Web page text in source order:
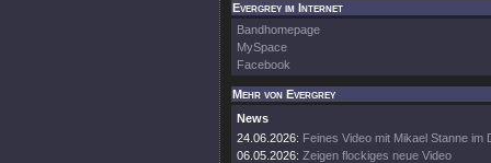
Evergrey im Internet
Bandhomepage
MySpace
Facebook
Mehr von Evergrey
News
24.06.2026: Feines Video mit Mikael Stanne im
06.05.2026: Zeigen flockiges neue Video